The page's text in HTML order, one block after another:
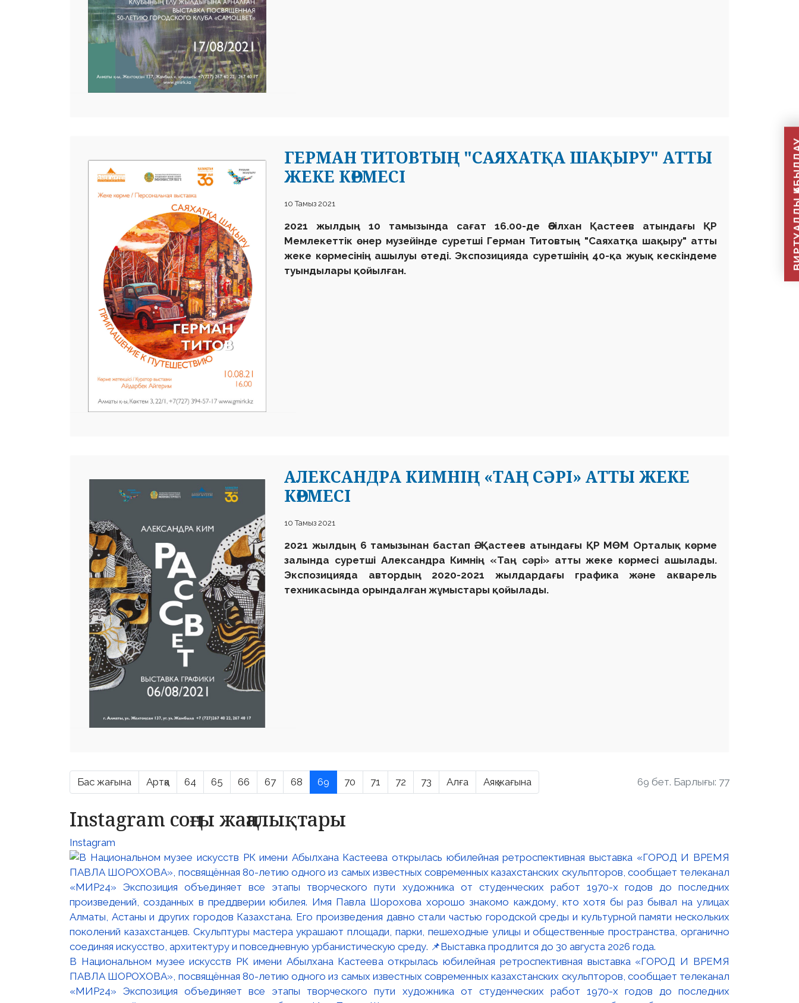
ГЕРМАН ТИТОВТЫҢ "САЯХАТҚА ШАҚЫРУ" АТТЫ
ЖЕКЕ КӨРМЕСІ
10 Тамыз 2021
2021 жылдың 10 тамызында сағат 16.00-де Әбілхан Қастеев атындағы ҚР
Мемлекеттік өнер музейінде суретші Герман Титовтың "Саяхатқа шақыру" атты
жеке көрмесінің ашылуы өтеді. Экспозицияда суретшінің 40-қа жуық кескіндеме
туындылары қойылған.
АЛЕКСАНДРА КИМНІҢ «ТАҢ СӘРІ» АТТЫ ЖЕКЕ
КӨРМЕСІ
10 Тамыз 2021
2021 жылдың 6 тамызынан бастап Ә. Қастеев атындағы ҚР МӨМ Орталық көрме
залында суретші Александра Кимнің «Таң сәрі» атты жеке көрмесі ашылады.
Экспозицияда автордың 2020-2021 жылдардағы графика және акварель
техникасында орындалған жұмыстары қойылады.
Бас жағына Артқа 64 65 66 67 68 69 70 71 72 73 Алға Аяқ жағына 69 бет. Барлығы: 77
Instagram соңғы жаңалықтары
Instagram
В Национальном музее искусств РК имени Абылхана Кастеева открылась юбилейная ретроспективная выставка «ГОРОД И ВРЕМЯ
ПАВЛА ШОРОХОВА», посвящённая 80-летию одного из самых известных современных казахстанских скульпторов, сообщает телеканал
«МИР24» Экспозиция объединяет все этапы творческого пути художника от студенческих работ 1970-х годов до последних